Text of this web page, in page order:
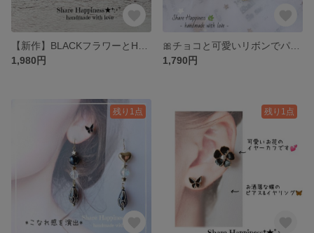
1,980円
1,790円
残り1点 残り1点